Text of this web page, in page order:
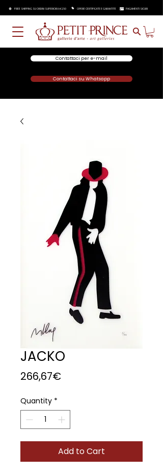
FREE SHIPPING SU ORDINI SUPERIORI A €250 OPERE CERTIFICATE E GARANTITE PAGAMENTI SICURI
Contattaci per e-mail
Contattaci su Whatsapp
JACKO
266,67€Price
Quantity *
Add to Cart